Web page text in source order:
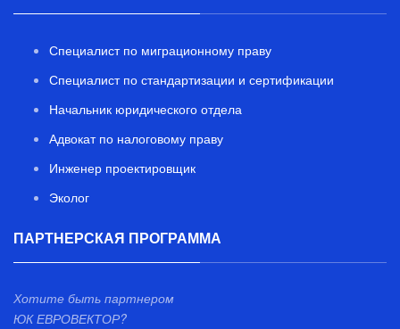
Специалист по миграционному праву
Специалист по стандартизации и сертификации
Начальник юридического отдела
Адвокат по налоговому праву
Инженер проектировщик
Эколог
ПАРТНЕРСКАЯ ПРОГРАММА
Хотите быть партнером
ЮК ЕВРОВЕКТОР?